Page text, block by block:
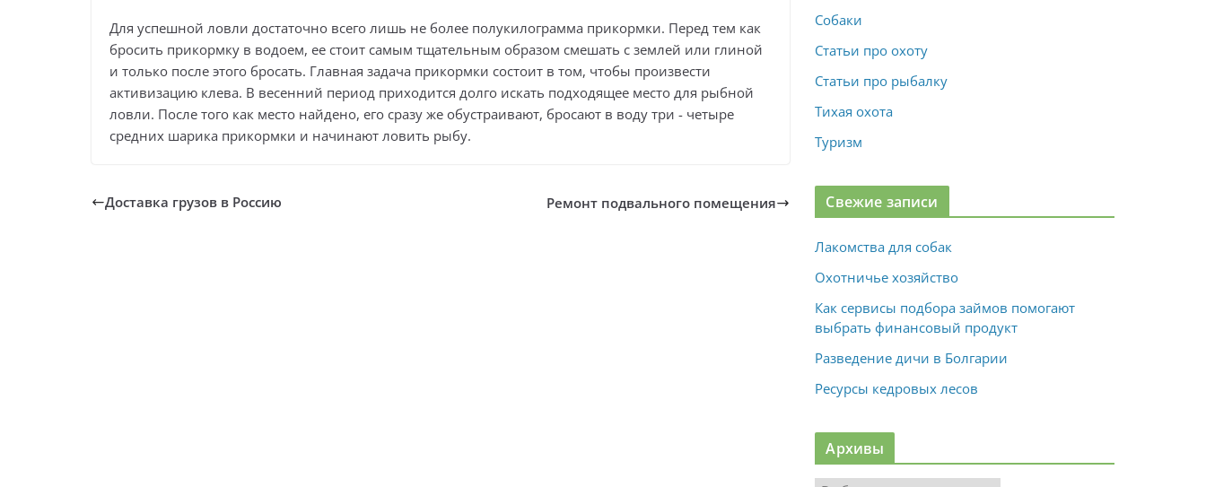
Для успешной ловли достаточно всего лишь не более полукилограмма прикормки. Перед тем как
бросить прикормку в водоем, ее стоит самым тщательным образом смешать с землей или глиной
и только после этого бросать. Главная задача прикормки состоит в том, чтобы произвести
активизацию клева. В весенний период приходится долго искать подходящее место для рыбной
ловли. После того как место найдено, его сразу же обустраивают, бросают в воду три - четыре
средних шарика прикормки и начинают ловить рыбу.
Доставка грузов в Россию Ремонт подвального помещения
Собаки
Статьи про охоту
Статьи про рыбалку
Тихая охота
Туризм
Свежие записи
Лакомства для собак
Охотничье хозяйство
Как сервисы подбора займов помогают
выбрать финансовый продукт
Разведение дичи в Болгарии
Ресурсы кедровых лесов
Архивы